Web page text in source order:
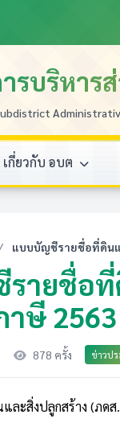
รบริหาร
เกี่ยวกับ อบต
แบบบัญชีรายชื่อที่ดินแ
ายชื่อที่
ษี
878 ครั้ง ข่าวป
ะสิ่งปลูกสร้าง (ภด